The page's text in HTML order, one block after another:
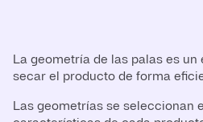
La geometría de las palas es
secar el producto de forma
Las geometrías se seleccionan